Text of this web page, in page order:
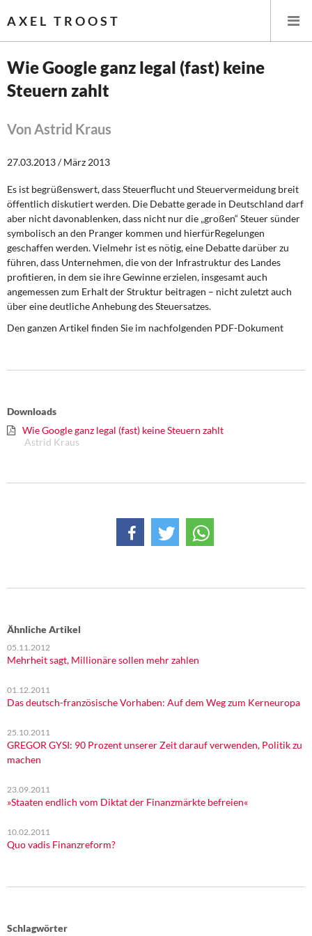
AXEL TROOST
Startseite
Themen
Leitlinien linker Wirtschafts- und Finanzpolitik
Wirtschaftspolitik
Steuer- und Finanzpolitik
Öffentliche Infrastruktur und Daseinsvorsorge
Eurokrise und Griechenland
Institut Solidarische Moderne
Über mich
Wie Google ganz legal (fast) keine
Steuern zahlt
Von Astrid Kraus
27.03.2013 / März 2013
Es ist begrüßenswert, dass Steuerflucht und Steuervermeidung breit
öffentlich diskutiert werden. Die Debatte gerade in Deutschland darf
aber nicht davonablenken, dass nicht nur die „großen“ Steuer sünder
symbolisch an den Pranger kommen und hierfürRegelungen
geschaffen werden. Vielmehr ist es nötig, eine Debatte darüber zu
führen, dass Unternehmen, die von der Infrastruktur des Landes
profitieren, in dem sie ihre Gewinne erzielen, insgesamt auch
angemessen zum Erhalt der Struktur beitragen – nicht zuletzt auch
über eine deutliche Anhebung des Steuersatzes.
Den ganzen Artikel finden Sie im nachfolgenden PDF-Dokument
Downloads
Wie Google ganz legal (fast) keine Steuern zahlt
Astrid Kraus
Ähnliche Artikel
05.11.2012
Mehrheit sagt, Millionäre sollen mehr zahlen
01.12.2011
Das deutsch-französische Vorhaben: Auf dem Weg zum Kerneuropa
25.10.2011
GREGOR GYSI: 90 Prozent unserer Zeit darauf verwenden, Politik zu
machen
23.09.2011
»Staaten endlich vom Diktat der Finanzmärkte befreien«
10.02.2011
Quo vadis Finanzreform?
Schlagwörter